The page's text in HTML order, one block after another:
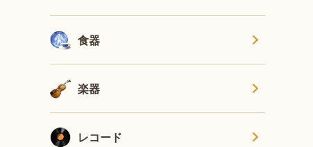
食器
楽器
レコード